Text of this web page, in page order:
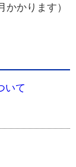
かります）
いて